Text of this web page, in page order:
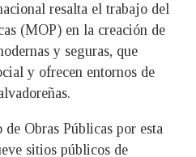
resalta el trabajo del
(MOP) en la creación de
y seguras, que
y ofrecen entornos de
Obras Públicas por esta
sitios públicos de